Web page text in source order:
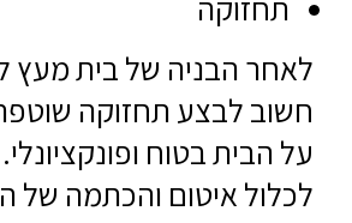
לאחר הבניה של בית מעץ
חשוב לבצע תחזוקה
על הבית בטוח
לכלול איטום והכתמה של